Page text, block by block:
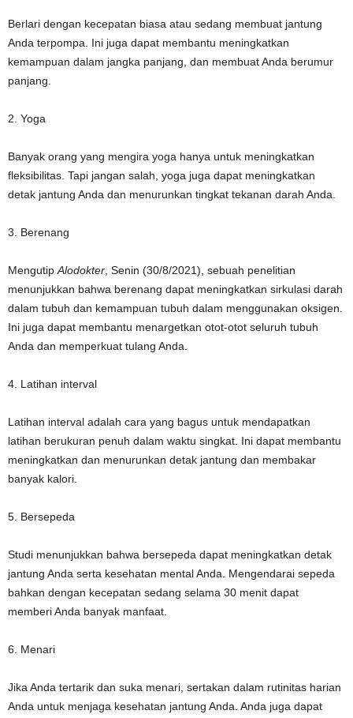
Berlari dengan kecepatan biasa atau sedang membuat jantung
Anda terpompa. Ini juga dapat membantu meningkatkan
kemampuan dalam jangka panjang, dan membuat Anda berumur
panjang.
2. Yoga
Banyak orang yang mengira yoga hanya untuk meningkatkan
fleksibilitas. Tapi jangan salah, yoga juga dapat meningkatkan
detak jantung Anda dan menurunkan tingkat tekanan darah Anda.
3. Berenang
Mengutip Alodokter , Senin (30/8/2021), sebuah penelitian
menunjukkan bahwa berenang dapat meningkatkan sirkulasi darah
dalam tubuh dan kemampuan tubuh dalam menggunakan oksigen.
Ini juga dapat membantu menargetkan otot-otot seluruh tubuh
Anda dan memperkuat tulang Anda.
4. Latihan interval
Latihan interval adalah cara yang bagus untuk mendapatkan
latihan berukuran penuh dalam waktu singkat. Ini dapat membantu
meningkatkan dan menurunkan detak jantung dan membakar
banyak kalori.
5. Bersepeda
Studi menunjukkan bahwa bersepeda dapat meningkatkan detak
jantung Anda serta kesehatan mental Anda. Mengendarai sepeda
bahkan dengan kecepatan sedang selama 30 menit dapat
memberi Anda banyak manfaat.
6. Menari
Jika Anda tertarik dan suka menari, sertakan dalam rutinitas harian
Anda untuk menjaga kesehatan jantung Anda. Anda juga dapat